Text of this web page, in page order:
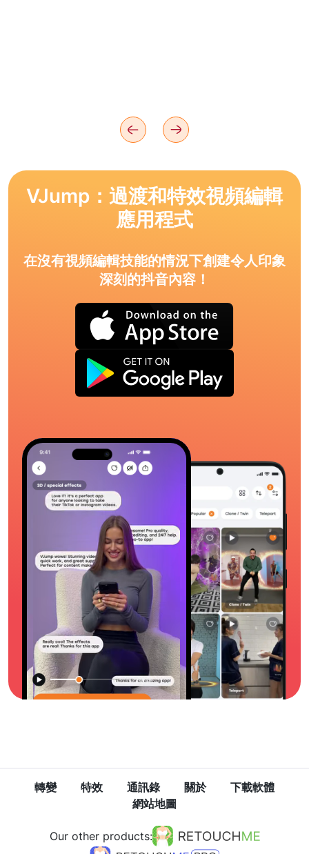
VJump：過渡和特效視頻編輯
應用程式
在沒有視頻編輯技能的情況下創建令人印象
深刻的抖音內容！
轉變 特效 通訊錄 關於
下載軟體
網站地圖
Our other products: